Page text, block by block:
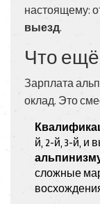
настоящему:
выезд.
Что ещё
Зарплата
оклад. Это
й, 2-й, 3-й, и
сложные